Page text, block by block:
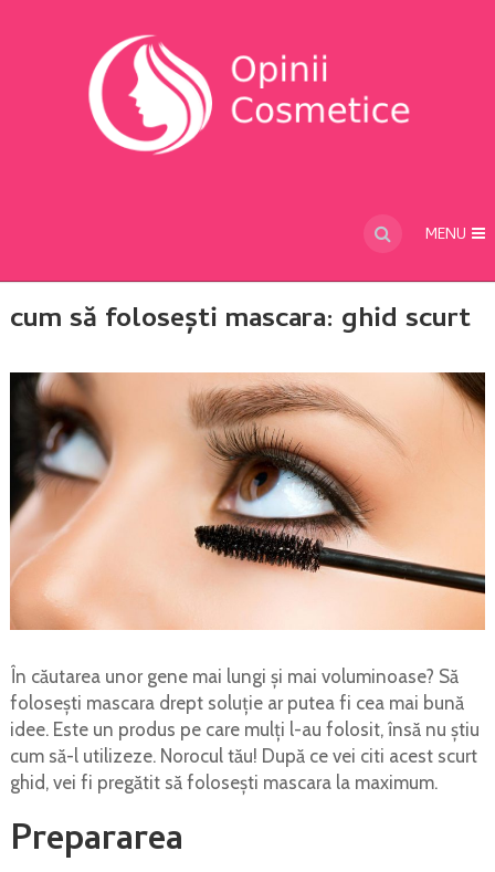
MENU
cum să folosești mascara: ghid scurt
În căutarea unor gene mai lungi și mai voluminoase? Să
folosești mascara drept soluție ar putea fi cea mai bună
idee. Este un produs pe care mulți l-au folosit, însă nu știu
cum să-l utilizeze. Norocul tău! După ce vei citi acest scurt
ghid, vei fi pregătit să folosești mascara la maximum.
Prepararea